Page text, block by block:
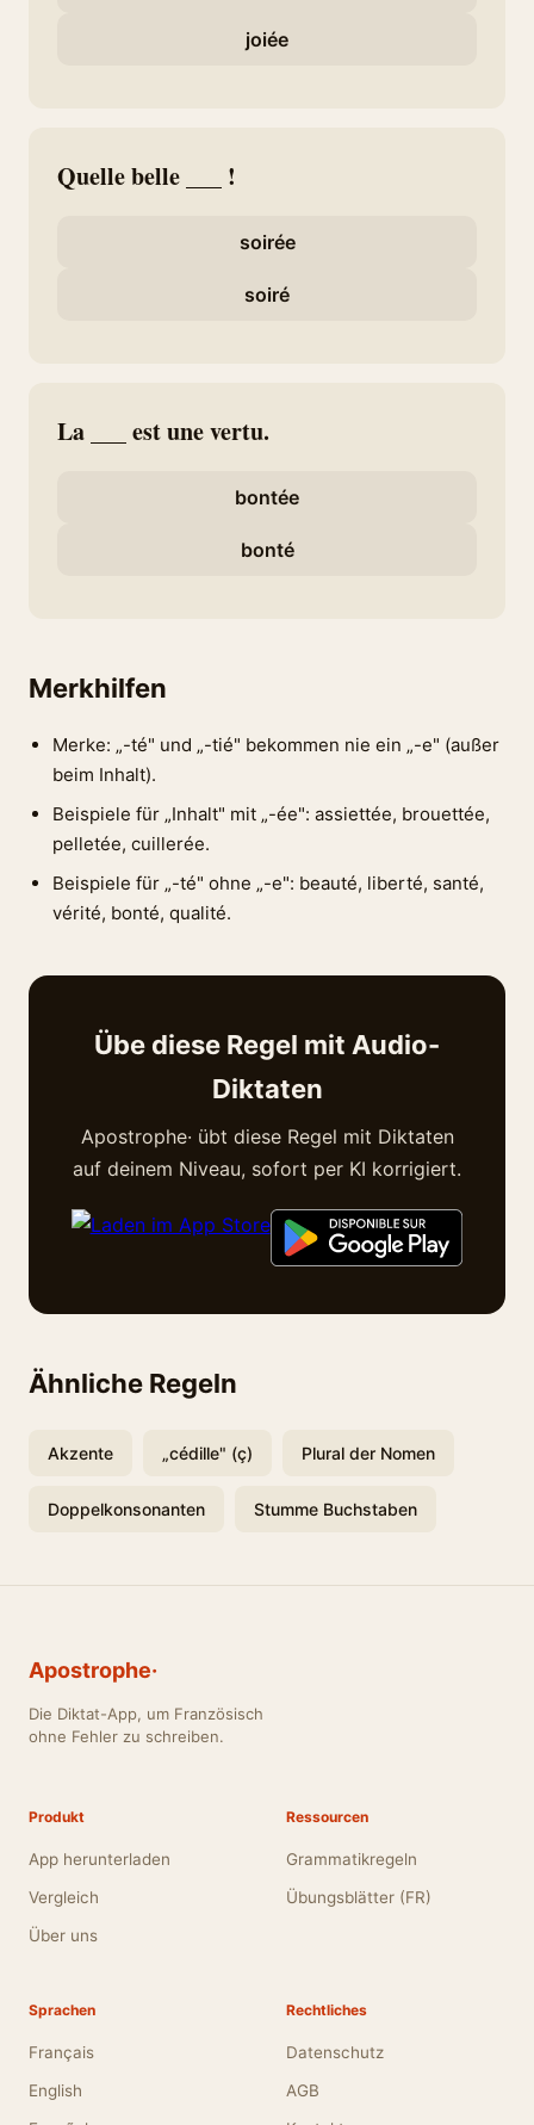
joiée
Quelle belle ___ !
soirée
soiré
La ___ est une vertu.
bontée
bonté
Merkhilfen
Merke: „-té" und „-tié" bekommen nie ein „-e" (außer
beim Inhalt).
Beispiele für „Inhalt" mit „-ée": assiettée, brouettée,
pelletée, cuillerée.
Beispiele für „-té" ohne „-e": beauté, liberté, santé,
vérité, bonté, qualité.
Übe diese Regel mit Audio-
Diktaten
Apostrophe· übt diese Regel mit Diktaten
auf deinem Niveau, sofort per KI korrigiert.
Ähnliche Regeln
Akzente „cédille" (ç) Plural der Nomen
Doppelkonsonanten Stumme Buchstaben
Apostrophe·
Die Diktat-App, um Französisch
ohne Fehler zu schreiben.
Produkt
App herunterladen
Vergleich
Über uns
Ressourcen
Grammatikregeln
Übungsblätter (FR)
Sprachen
Français
English
Rechtliches
Datenschutz
AGB